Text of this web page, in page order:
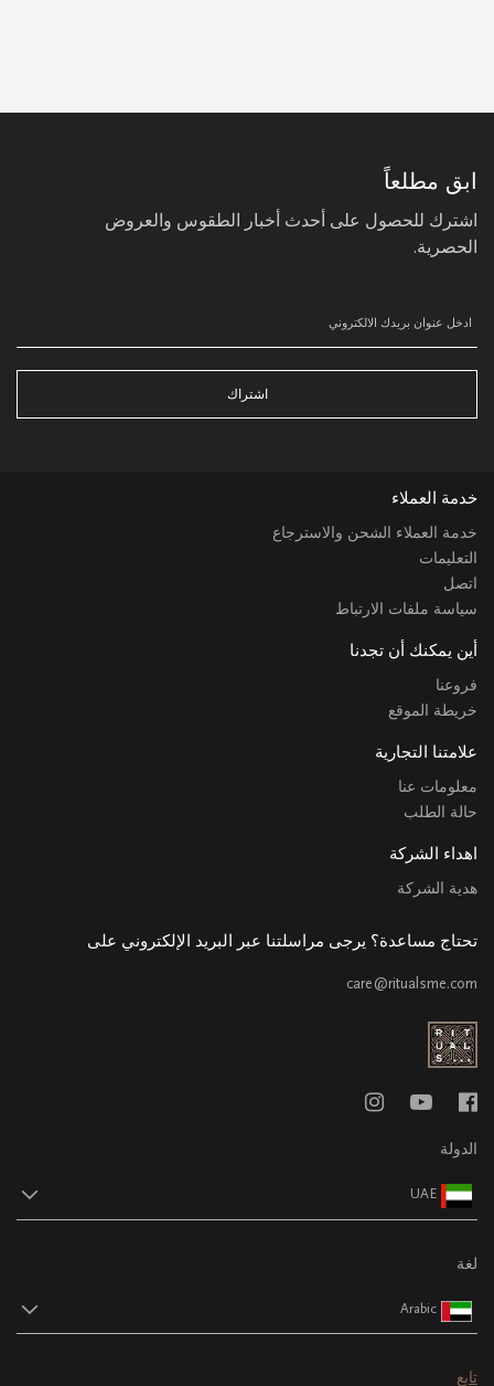
ابق مطلعاً
اشترك للحصول على أحدث أخبار الطقوس والعروض
الحصرية.
اشتراك
خدمة العملاء
خدمة العملاء الشحن والاسترجاع
التعليمات
اتصل
سياسة ملفات الارتباط
أين يمكنك أن تجدنا
فروعنا
خريطة الموقع
علامتنا التجارية
معلومات عنا
حالة الطلب
اهداء الشركة
هدية الشركة
تحتاج مساعدة؟ يرجى مراسلتنا عبر البريد الإلكتروني على
care@ritualsme.com
الدولة
UAE
لغة
Arabic
تابع